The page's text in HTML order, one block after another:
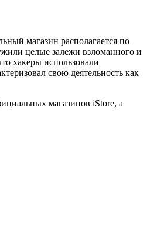
магазин располагается по
целые залежи взломанного и
хакеры использовали
свою деятельность как
магазинов iStore, а